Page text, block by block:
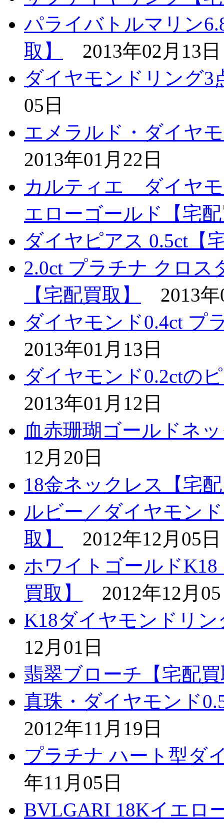
パライバトルマリン
取】
2013年02月13日
ダイヤモンドリング3
05日
エメラルド・ダイヤ
2013年01月22日
カルティエ ダイヤ
エローゴールド【宅
ダイヤピアス 0.5ct【
2.0ct プラチナ クロ
【宅配買取】
2013
ダイヤモンド0.4ct プ
2013年01月13日
ダイヤモンド0.2ctの
2013年01月12日
血赤珊瑚ゴールドネ
12月20日
18金ネックレス【宅
ルビー／ダイヤモン
取】
2012年12月05日
ホワイトゴールド
買取】
2012年12月
K18ダイヤモンドリン
12月01日
翡翠ブローチ【宅配
真珠・ダイヤモンド
2012年11月19日
プラチナ ハート型ダ
年11月05日
BVLGARI 18Kイエロ